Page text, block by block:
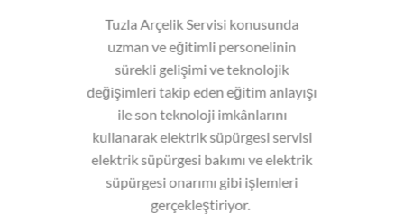
Tuzla Arçelik Servisi konusunda
uzman ve eğitimli personelinin
sürekli gelişimi ve teknolojik
değişimleri takip eden eğitim anlayışı
ile son teknoloji imkânlarını
kullanarak elektrik süpürgesi servisi
elektrik süpürgesi bakımı ve elektrik
süpürgesi onarımı gibi işlemleri
gerçekleştiriyor.